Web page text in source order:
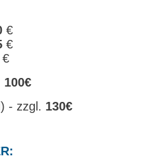
€
€
€
100€
- zzgl. 130€